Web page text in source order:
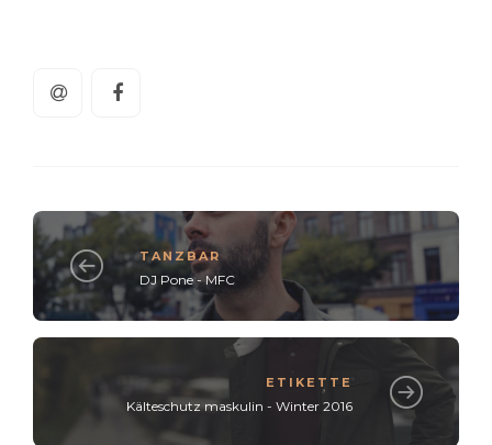
TANZBAR
DJ Pone - MFC
ETIKETTE
Kälteschutz maskulin - Winter 2016